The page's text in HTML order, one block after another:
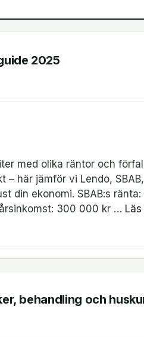
2025
med olika räntor och
– här jämför vi Lendo,
din ekonomi. SBAB:s
300 000 kr …
behandling och